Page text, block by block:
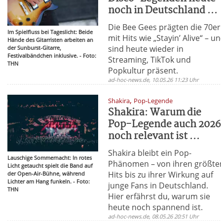
Im Spielfluss bei Tageslicht: Beide
Hände des Gitarristen arbeiten an
der Sunburst-Gitarre,
Festivalbändchen inklusive. - Foto:
THN
noch in Deutschland ...
Die Bee Gees prägten die 70er
mit Hits wie „Stayin’ Alive“ –
sind heute wieder in
Streaming, TikTok und
Popkultur präsent.
ad-hoc-news.de, 10.05.26 11:23 Uhr
Lauschige Sommernacht: In rotes
Licht getaucht spielt die Band auf
der Open-Air-Bühne, während
Lichter am Hang funkeln. - Foto:
THN
Shakira, Pop-Legende
Shakira: Warum die
Pop-Legende auch 2026
noch relevant ist ...
Shakira bleibt ein Pop-
Phänomen – von ihren
Hits bis zu ihrer Wirkung auf
junge Fans in Deutschland.
Hier erfährst du, warum sie
heute noch spannend ist.
ad-hoc-news.de, 08.05.26 20:51 Uhr